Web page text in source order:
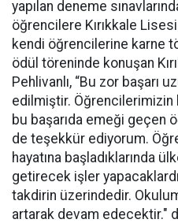
yapılan deneme
öğrencilere Kırıkkale
kendi öğrencilerine karne
ödül töreninde konuşan
Pehlivanlı, “Bu zor başarı
edilmiştir.
bu başarıda emeği geçen
de teşekkür ediyorum.
hayatına başladıklarında
getirecek işler
takdirin üzerindedir.
artarak devam edecektir."